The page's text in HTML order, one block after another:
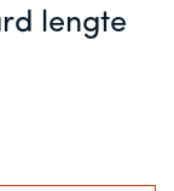
lengte